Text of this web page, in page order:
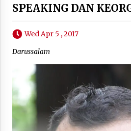
SPEAKING DAN
Wed Apr 5 , 2017
Darussalam